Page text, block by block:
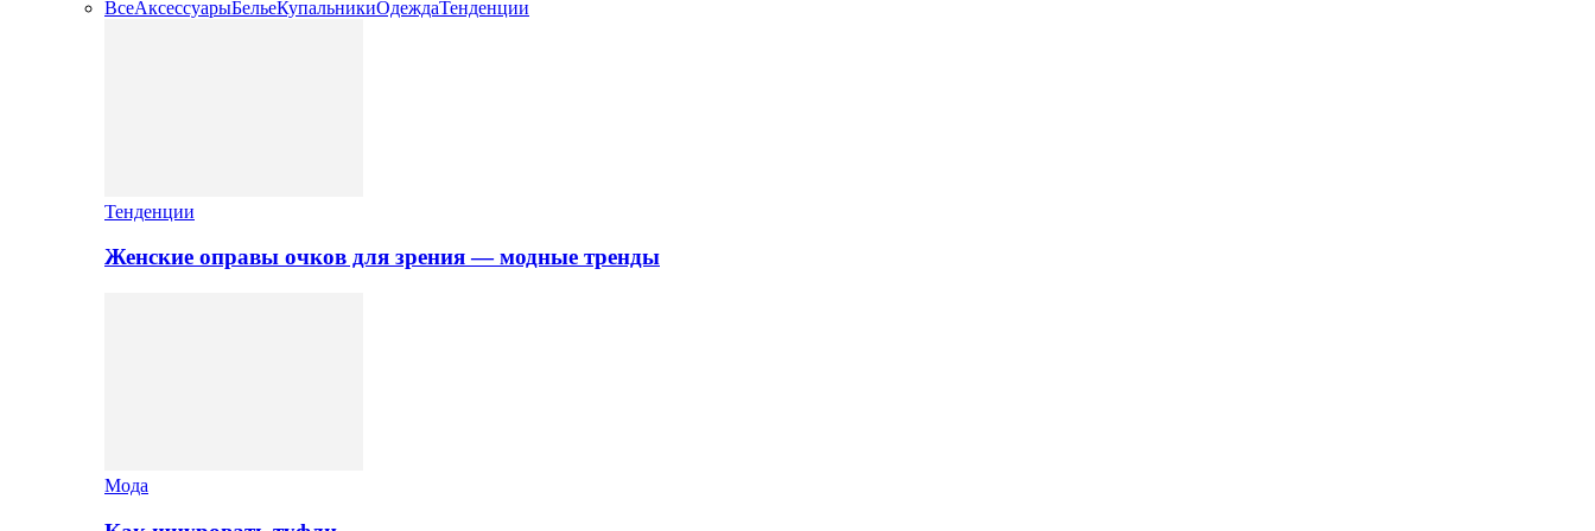
ВсеАксессуарыБельеКупальникиОдеждаТенденции
Тенденции
Женские оправы очков для зрения — модные тренды
Мода